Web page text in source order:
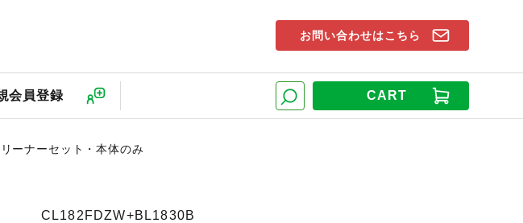
CART
会員登録
お問い合わせはこちら
ーナーセット・本体のみ
CL182FDZW+BL1830B